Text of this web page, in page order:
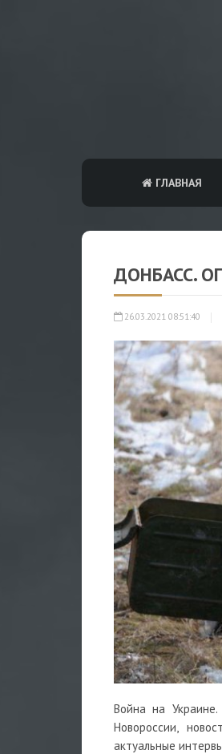
ГЛАВНАЯ
ДОНБАСС.
26.03.2021 08:51:40
Война на
Новороссии,
актуальные